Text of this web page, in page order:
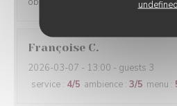
undefined
Françoise C
2026-03-07 - 13:00 - guests 3
service : 4/5 ambience : 3/5 menu :